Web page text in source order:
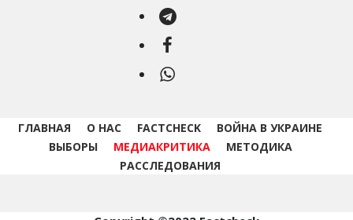
Telegram
Facebook
WhatsApp
ГЛАВНАЯ О НАС FACTCHECK
ВОЙНА В УКРАИНЕ
ВЫБОРЫ
МЕДИАКРИТИКА
МЕТОДИКА
РАССЛЕДОВАНИЯ